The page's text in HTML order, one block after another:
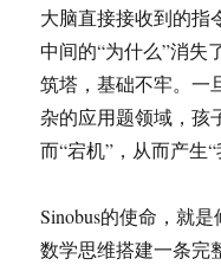
大脑直接接收到的指
中间的“为什么”消失
筑塔，基础不牢。一
杂的应用题领域，孩
而“宕机”，从而产生“
Sinobus的使命，就
数学思维搭建一条完